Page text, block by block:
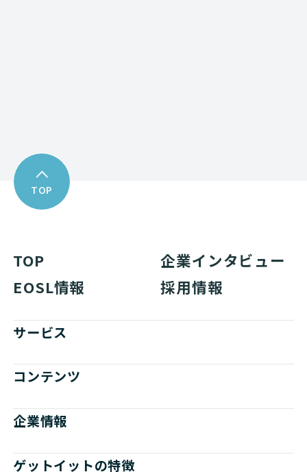
TOP
TOP
企業インタビュー
EOSL情報
採用情報
サービス
コンテンツ
企業情報
ゲットイットの特徴